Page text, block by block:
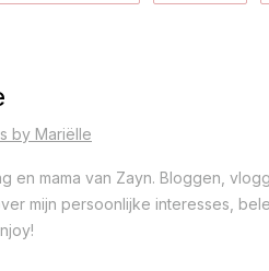
by Mariëlle
en mama van Zayn. Bloggen,
mijn persoonlijke interesses,